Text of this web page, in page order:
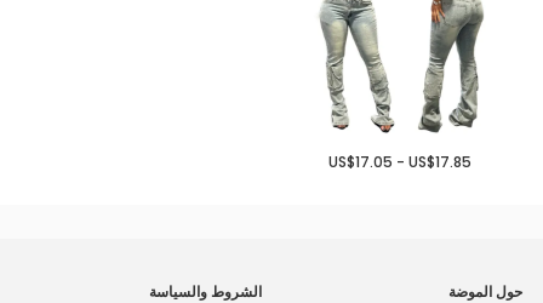
US$17.05 - US$17.85
حول الموضة الشروط والسياسة